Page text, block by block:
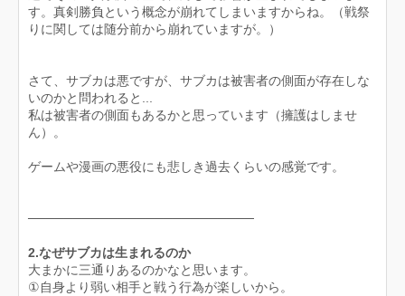
す。真剣勝負という概念が崩れてしまいますからね。（戦祭
りに関しては随分前から崩れていますが。）
さて、サブカは悪ですが、サブカは被害者の側面が存在しな
いのかと問われると...
私は被害者の側面もあるかと思っています（擁護はしませ
ん）。
ゲームや漫画の悪役にも悲しき過去くらいの感覚です。
─────────────────────────
2.なぜサブカは生まれるのか
大まかに三通りあるのかなと思います。
①自身より弱い相手と戦う行為が楽しいから。